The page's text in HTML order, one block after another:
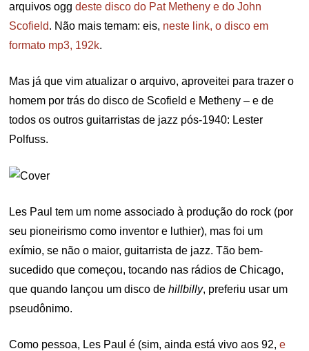
arquivos oggdeste disco do Pat Metheny e do John
Scofield. Não mais temam: eis, neste link, o disco em
formato mp3, 192k.
Mas já que vim atualizar o arquivo, aproveitei para trazer o
homem por trás do disco de Scofield e Metheny – e de
todos os outros guitarristas de jazz pós-1940: Lester
Polfuss.
Les Paul tem um nome associado à produção do rock (por
seu pioneirismo como inventor e luthier), mas foi um
exímio, se não o maior, guitarrista de jazz. Tão bem-
sucedido que começou, tocando nas rádios de Chicago,
que quando lançou um disco dehillbilly, preferiu usar um
pseudônimo.
Como pessoa, Les Paul é (sim, ainda está vivo aos 92,e